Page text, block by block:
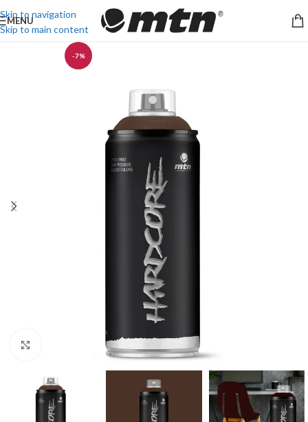
Skip to navigation
Skip to main content
MENU
-7%
Click to enlarge